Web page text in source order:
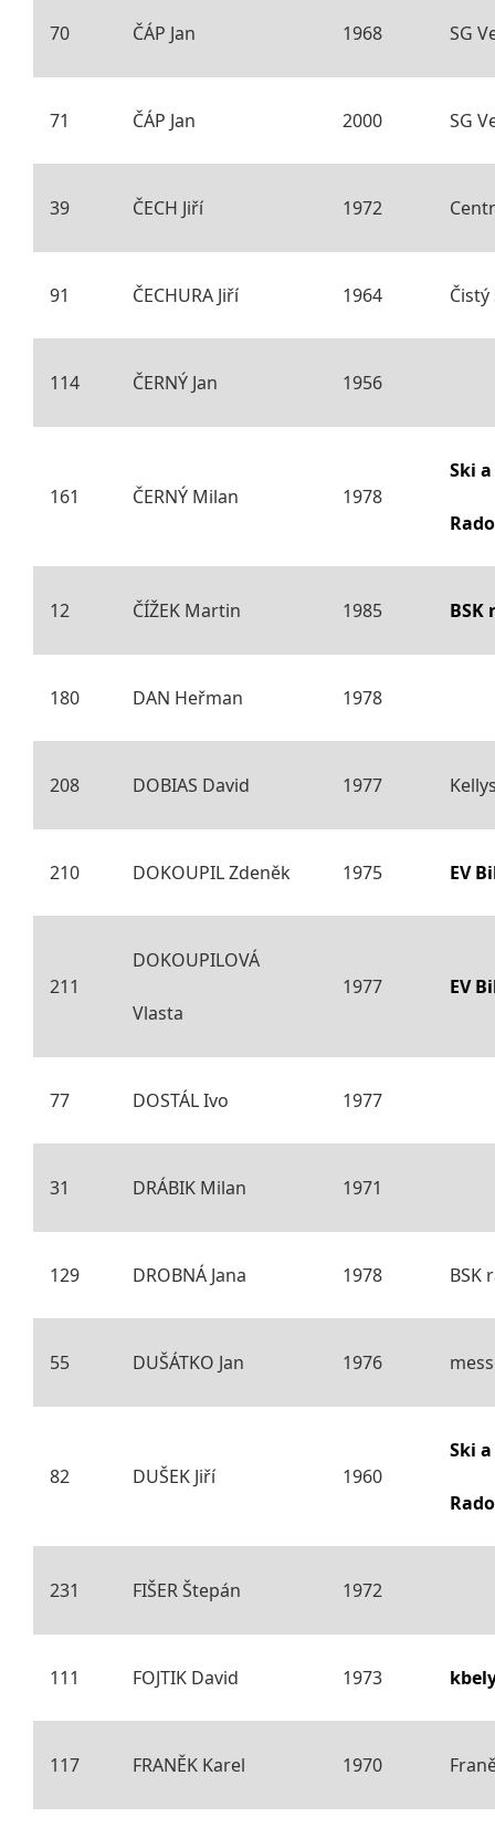
70 ČÁP Jan 1968 SG
71 ČÁP Jan 2000 SG
39 ČECH Jiří 1972
91 ČECHURA Jiří 1964
114 ČERNÝ Jan 1956
161 ČERNÝ Milan 1978
Ski
12 ČÍŽEK Martin 1985 BSK
180 DAN Heřman 1978
208 DOBIAS David 1977
210 DOKOUPIL Zdeněk 1975 EV
211
DOKOUPILOVÁ
Vlasta
1977 EV
77 DOSTÁL Ivo 1977
31 DRÁBIK Milan 1971
129 DROBNÁ Jana 1978 BSK
55 DUŠÁTKO Jan 1976
82 DUŠEK Jiří 1960
Ski
231 FIŠER Štepán 1972
111 FOJTIK David 1973
117 FRANĚK Karel 1970